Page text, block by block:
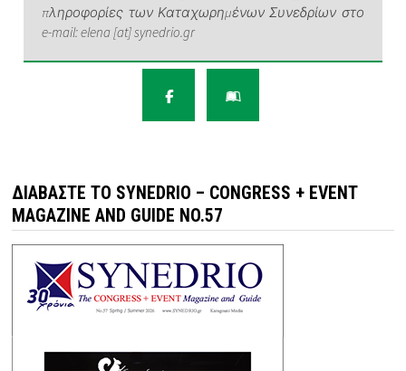
πληροφορίες των Καταχωρημένων Συνεδρίων στο
e-mail: elena [at] synedrio.gr
ΔΙΑΒΆΣΤΕ ΤΟ SYNEDRIO – CONGRESS + EVENT
MAGAZINE AND GUIDE NO.57